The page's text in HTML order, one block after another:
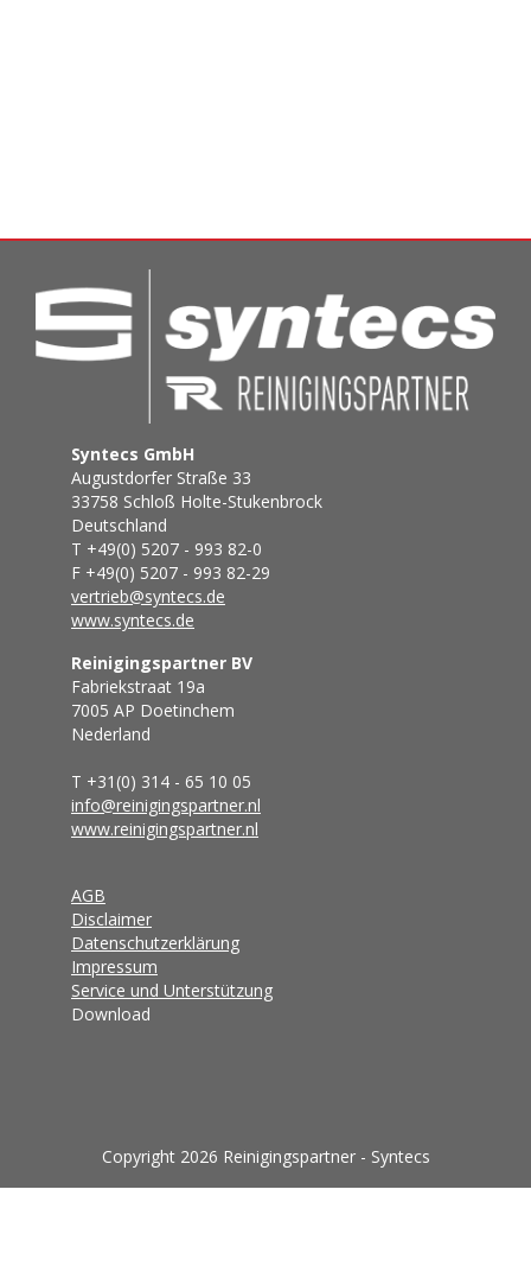
Syntecs GmbH
Augustdorfer Straße 33
33758 Schloß Holte-Stukenbrock
Deutschland
T +49(0) 5207 - 993 82-0
F +49(0) 5207 - 993 82-29
vertrieb@syntecs.de
www.syntecs.de
Reinigingspartner BV
Fabriekstraat 19a
7005 AP Doetinchem
Nederland
T +31(0) 314 - 65 10 05
info@reinigingspartner.nl
www.reinigingspartner.nl
AGB
Disclaimer
Datenschutzerklärung
Impressum
Service und Unterstützung
Download
Copyright 2026 Reinigingspartner - Syntecs